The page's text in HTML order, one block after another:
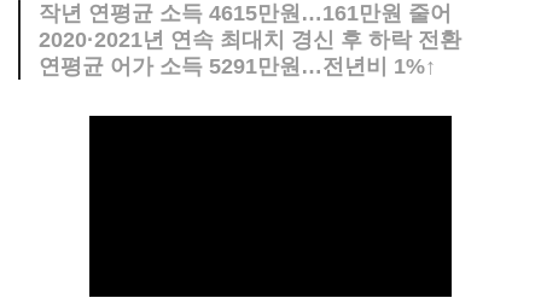
작년 연평균 소득 4615만원…161만원 줄어
2020·2021년 연속 최대치 경신 후 하락 전환
연평균 어가 소득 5291만원…전년비 1%↑